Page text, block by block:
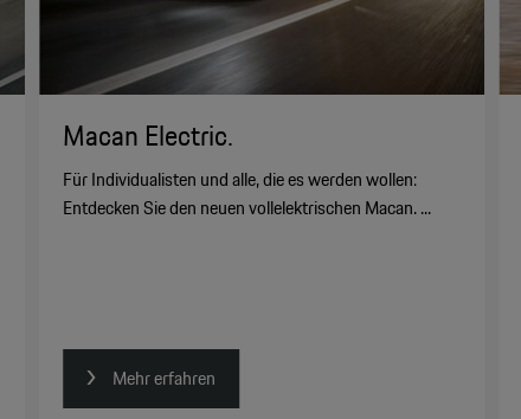
Macan Electric.
Für Individualisten und alle, die es werden wollen:
Entdecken Sie den neuen vollelektrischen Macan. ...
Mehr erfahren